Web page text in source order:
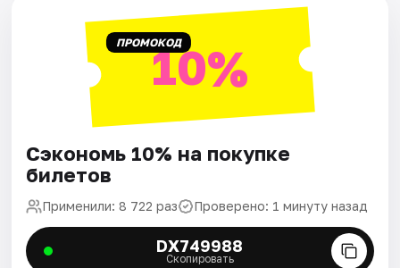
ПРОМОКОД10%
Сэкономь 10% на покупке
билетов
Применили: 8 722 раз Проверено: 1 минуту назад
DX749988
Скопировать